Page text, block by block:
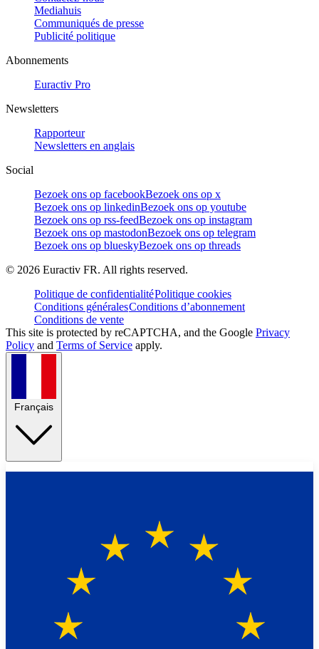
Mediahuis
Communiqués de presse
Publicité politique
Abonnements
Euractiv Pro
Newsletters
Rapporteur
Newsletters en anglais
Social
Bezoek ons op facebookBezoek ons op x
Bezoek ons op linkedinBezoek ons op youtube
Bezoek ons op rss-feedBezoek ons op instagram
Bezoek ons op mastodonBezoek ons op telegram
Bezoek ons op blueskyBezoek ons op threads
© 2026 Euractiv FR. All rights reserved.
Politique de confidentialitéPolitique cookies
Conditions généralesConditions d’abonnement
Conditions de vente
This site is protected by reCAPTCHA, and the Google Privacy
Policy and Terms of Service apply.
Français